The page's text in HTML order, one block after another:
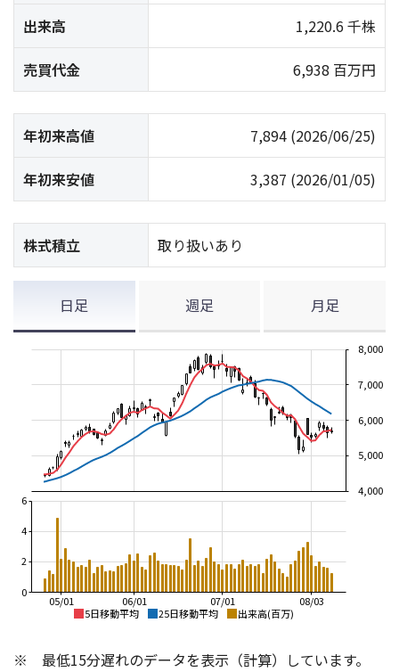
出来高 1,220.6 千株
売買代金 6,938 百万円
年初来高値 7,894 (2026/06/25)
年初来安値 3,387 (2026/01/05)
株式積立 取り扱いあり
日足 週足 月足
5日移動平均 25日移動平均 出来高(百万)
08/03
07/01
06/01
05/01
4,000
5,000
6,000
7,000
8,000
0
2
4
6
7,000
7,000
最低15分遅れのデータを表示（計算）しています。